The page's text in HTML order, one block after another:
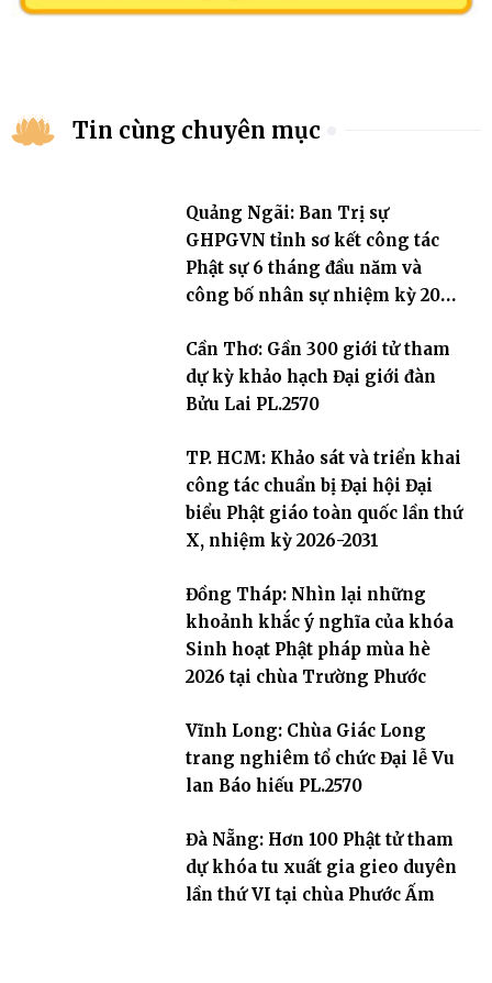
Tin cùng chuyên mục
Quảng Ngãi: Ban Trị sự
GHPGVN tỉnh sơ kết công tác
Phật sự 6 tháng đầu năm và
công bố nhân sự nhiệm kỳ 2026
Cần Thơ: Gần 300 giới tử tham
dự kỳ khảo hạch Đại giới đàn
Bửu Lai PL.2570
TP. HCM: Khảo sát và triển khai
công tác chuẩn bị Đại hội Đại
biểu Phật giáo toàn quốc lần thứ
X, nhiệm kỳ 2026-2031
Đồng Tháp: Nhìn lại những
khoảnh khắc ý nghĩa của khóa
Sinh hoạt Phật pháp mùa hè
2026 tại chùa Trường Phước
Vĩnh Long: Chùa Giác Long
trang nghiêm tổ chức Đại lễ Vu
lan Báo hiếu PL.2570
Đà Nẵng: Hơn 100 Phật tử tham
dự khóa tu xuất gia gieo duyên
lần thứ VI tại chùa Phước Ấm